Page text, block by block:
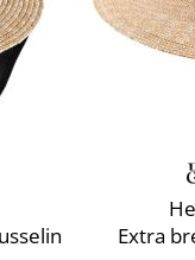
Extra